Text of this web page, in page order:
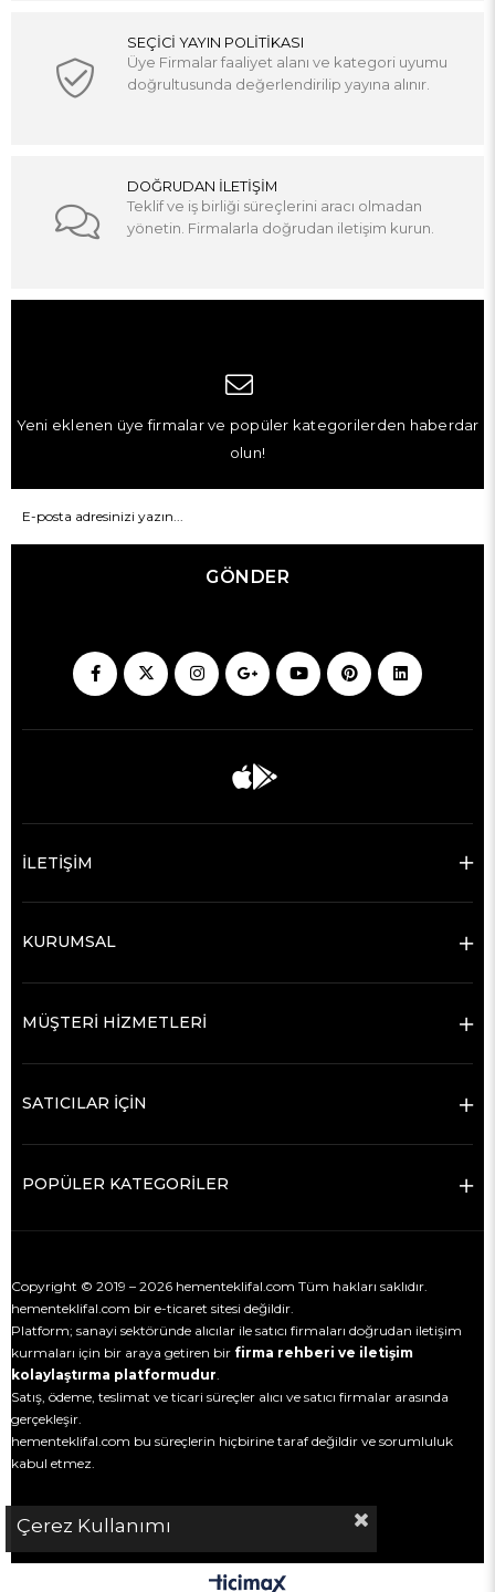
SEÇİCİ YAYIN POLİTİKASI
Üye Firmalar faaliyet alanı ve kategori uyumu
doğrultusunda değerlendirilip yayına alınır.
DOĞRUDAN İLETİŞİM
Teklif ve iş birliği süreçlerini aracı olmadan
yönetin. Firmalarla doğrudan iletişim kurun.
Yeni eklenen üye firmalar ve popüler kategorilerden haberdar
olun!
GÖNDER
İLETİŞİM
KURUMSAL
MÜŞTERİ HİZMETLERİ
SATICILAR İÇİN
POPÜLER KATEGORİLER
Copyright © 2019 – 2026 hementeklifal.com Tüm hakları saklıdır.
hementeklifal.com bir e-ticaret sitesi değildir.
Platform; sanayi sektöründe alıcılar ile satıcı firmaları doğrudan iletişim
kurmaları için bir araya getiren bir firma rehberi ve iletişim
kolaylaştırma platformudur
Satış, ödeme, teslimat ve ticari süreçler alıcı ve satıcı firmalar arasında
gerçekleşir.
hementeklifal.com bu süreçlerin hiçbirine taraf değildir ve sorumluluk
kabul etmez.
Çerez Kullanımı